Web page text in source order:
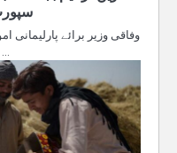
وفاقی وزیر برائے
ہے کہ مجوزہ آئینی ترمیم کے حوالے سے…